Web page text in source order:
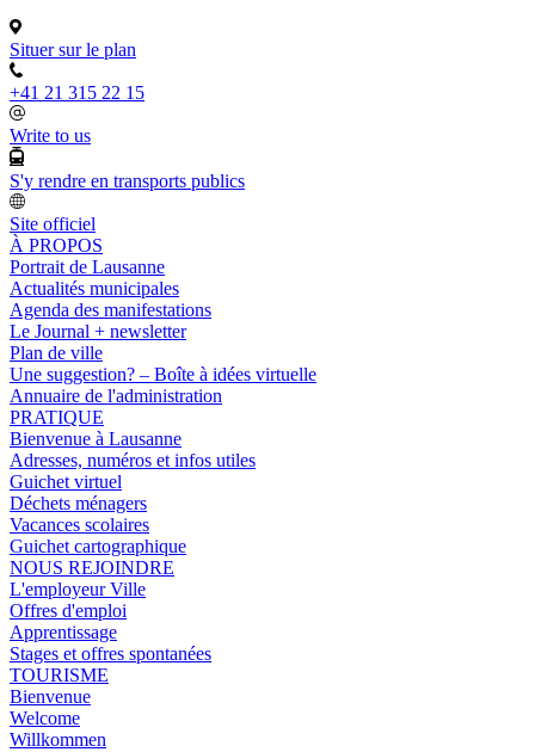
Situer sur le plan
+41 21 315 22 15
Write to us
S'y rendre en transports publics
Site officiel
À PROPOS
Portrait de Lausanne
Actualités municipales
Agenda des manifestations
Le Journal + newsletter
Plan de ville
Une suggestion? – Boîte à idées virtuelle
Annuaire de l'administration
PRATIQUE
Bienvenue à Lausanne
Adresses, numéros et infos utiles
Guichet virtuel
Déchets ménagers
Vacances scolaires
Guichet cartographique
NOUS REJOINDRE
L'employeur Ville
Offres d'emploi
Apprentissage
Stages et offres spontanées
TOURISME
Bienvenue
Welcome
Willkommen